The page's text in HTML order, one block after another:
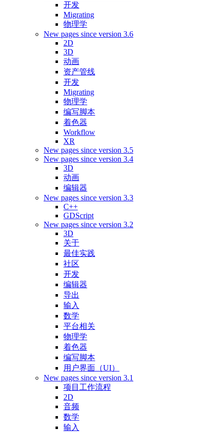
开发
Migrating
物理学
New pages since version 3.6
2D
3D
动画
资产管线
开发
Migrating
物理学
编写脚本
着色器
Workflow
XR
New pages since version 3.5
New pages since version 3.4
3D
动画
编辑器
New pages since version 3.3
C++
GDScript
New pages since version 3.2
3D
关于
最佳实践
社区
开发
编辑器
导出
输入
数学
平台相关
物理学
着色器
编写脚本
用户界面（UI）
New pages since version 3.1
项目工作流程
2D
音频
数学
输入